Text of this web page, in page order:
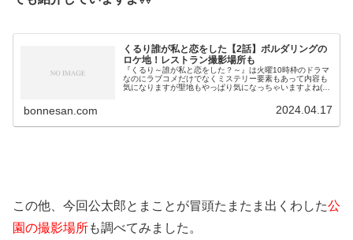
くるり誰が私と恋をした【2話】ボルダリングの
ロケ地！レストラン撮影場所も
『くるり～誰が私と恋をした？～』は火曜10時枠のドラマ
なのにラブコメだけでなくミステリー要素もあって内容も
気になりますが聖地もやっぱり気になっちゃいますよね( *
bonnesan.com 2024.04.17
この他、今回公太郎とまことが冒頭たまたま出くわした公
園の撮影場所も調べてみました。